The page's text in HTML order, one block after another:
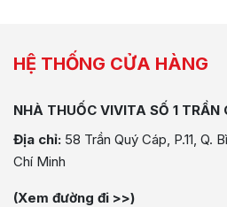
HỆ THỐNG CỬA HÀNG
NHÀ THUỐC VIVITA SỐ 1 TRẦN
Địa chỉ: 58 Trần Quý Cáp, P.11, Q.
Chí Minh
(Xem đường đi >>)